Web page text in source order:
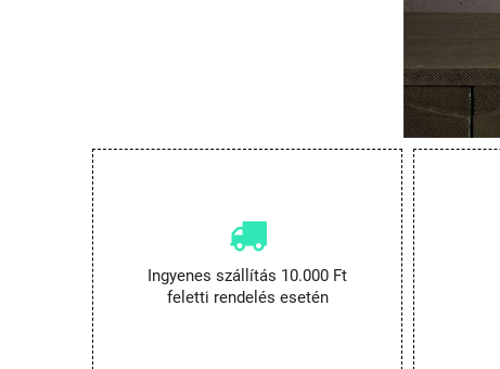
Ingyenes szállítás 10.000 Ft
feletti rendelés esetén